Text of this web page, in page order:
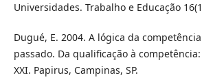
Universidades. Trabalho e Educação
Dugué, E. 2004. A lógica da
passado. Da qualificação à
XXI. Papirus, Campinas, SP.